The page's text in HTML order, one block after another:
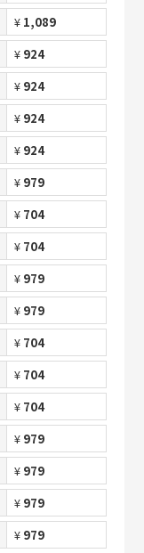
¥ 1,089
¥ 924
¥ 924
¥ 924
¥ 924
¥ 979
¥ 704
¥ 704
¥ 979
¥ 979
¥ 704
¥ 704
¥ 704
¥ 979
¥ 979
¥ 979
¥ 979